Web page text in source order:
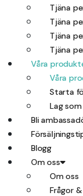
Tjäna
Tjäna
Tjäna
Tjäna
Våra
Våra
Starta
Lag
Bli
Blogg
Om oss
Om oss
Frågor